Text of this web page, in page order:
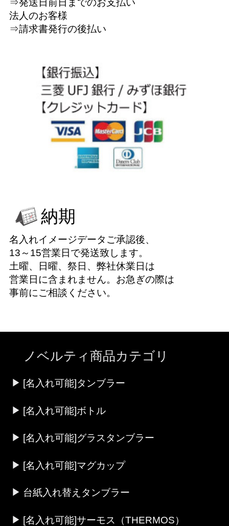
⇒発送日前日までのお支払い
法人のお客様
⇒請求書発行の後払い
納期
名入れイメージデータご承認後、
13～15営業日で発送致します。
土曜、日曜、祭日、弊社休業日は
営業日に含まれません。お急ぎの際は
事前にご相談ください。
ノベルティ商品カテゴリ
[名入れ可能]タンブラー
[名入れ可能]ボトル
[名入れ可能]グラスタンブラー
[名入れ可能]マグカップ
台紙入れ替えタンブラー
[名入れ可能]サーモス（THERMOS）